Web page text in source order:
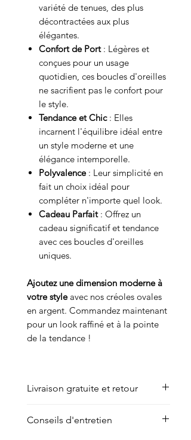
variété de tenues, des plus
décontractées aux plus
élégantes.
Confort de Port: Légères et
conçues pour un usage
quotidien, ces boucles d'oreilles
ne sacrifient pas le confort pour
le style.
Tendance et Chic: Elles
incarnent l'équilibre idéal entre
un style moderne et une
élégance intemporelle.
Polyvalence: Leur simplicité en
fait un choix idéal pour
compléter n'importe quel look.
Cadeau Parfait: Offrez un
cadeau significatif et tendance
avec ces boucles d'oreilles
uniques.
Ajoutez une dimension moderne à
votre styleavec nos créoles ovales
en argent. Commandez maintenant
pour un look raffiné et à la pointe
de la tendance !
Livraison gratuite et retour
en point relais sur les
Conseils d'entretien